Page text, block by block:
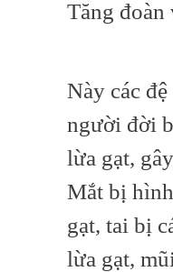
Tăng đoàn
Này các
người đời
lừa gạt,
Mắt bị
gạt, tai bị
lừa gạt,